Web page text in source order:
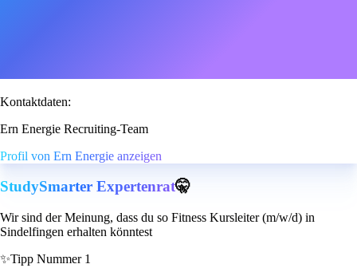
Kontaktdaten:
Ern Energie Recruiting-Team
Profil von Ern Energie anzeigen
StudySmarter Expertenrat🤫
Wir sind der Meinung, dass du so Fitness Kursleiter (m/w/d) in
Sindelfingen erhalten könntest
✨Tipp Nummer 1